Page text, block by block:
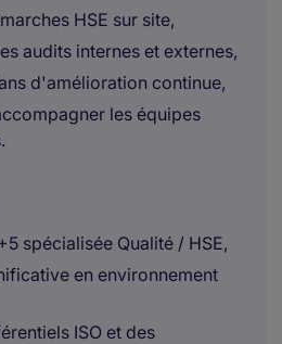
HSE sur site,
audits internes et externes,
d'amélioration continue,
les équipes
spécialisée Qualité / HSE,
en environnement
ISO et des